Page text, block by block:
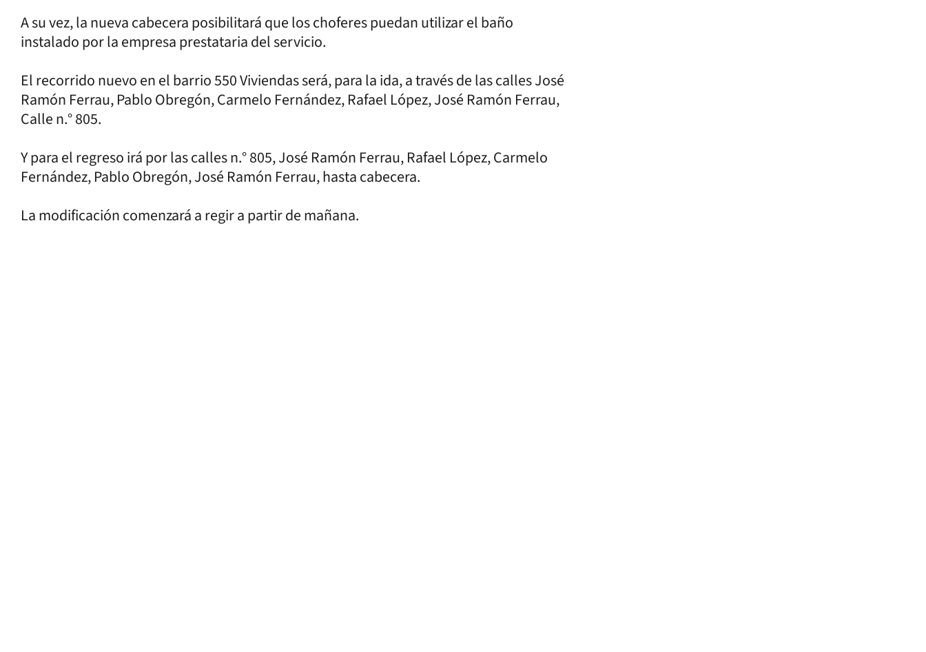
A su vez, la nueva cabecera posibilitará que los choferes puedan utilizar el baño
instalado por la empresa prestataria del servicio.
El recorrido nuevo en el barrio 550 Viviendas será, para la ida, a través de las calles José
Ramón Ferrau, Pablo Obregón, Carmelo Fernández, Rafael López, José Ramón Ferrau,
Calle n.° 805.
Y para el regreso irá por las calles n.° 805, José Ramón Ferrau, Rafael López, Carmelo
Fernández, Pablo Obregón, José Ramón Ferrau, hasta cabecera.
La modificación comenzará a regir a partir de mañana.